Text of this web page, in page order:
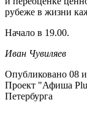
рубеже в жизни
Начало в 19.00.
Иван Чувиляев
Опубликовано 08
Проект "Афиша
Петербурга